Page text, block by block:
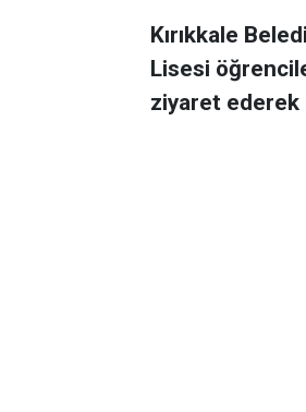
Kırıkkale
Lisesi
ziyaret ederek